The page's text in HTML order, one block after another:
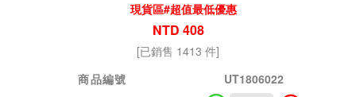
現貨區#超值最低優惠
NTD 408
[已銷售 1413 件]
商品編號
UT1806022